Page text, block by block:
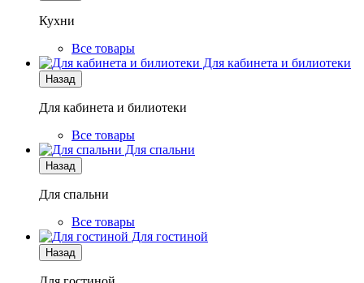
Кухни
Все товары
Для кабинета и билиотеки
Назад
Для кабинета и билиотеки
Все товары
Для спальни
Назад
Для спальни
Все товары
Для гостиной
Назад